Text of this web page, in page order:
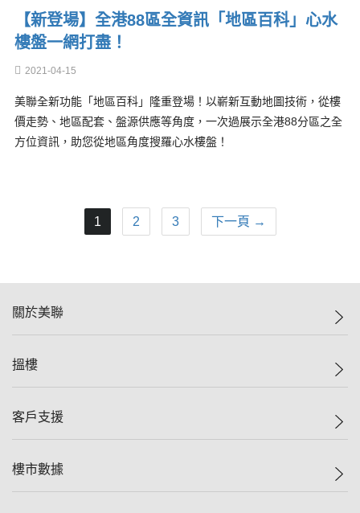
【新登場】全港88區全資訊「地區百科」心水
樓盤一網打盡！
2021-04-15
美聯全新功能「地區百科」隆重登場！以嶄新互動地圖技術，從樓
價走勢、地區配套、盤源供應等角度，一次過展示全港88分區之全
方位資訊，助您從地區角度搜羅心水樓盤！
1 2 3 下一頁 →
關於美聯
美聯集團
人才招募
搵樓
一手新盤
減價
客戶支援
自助放盤
樓市數據